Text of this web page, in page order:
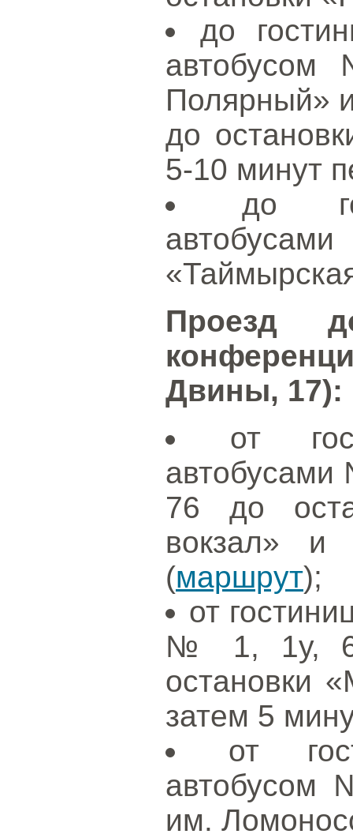
до
Полярный»
до
5-10 минут
до
Проезд
Двины, 17):
от
76 до
вокзал»
(маршрут);
от
№ 1, 1у,
остановки
затем 5
от
автобусом
им.